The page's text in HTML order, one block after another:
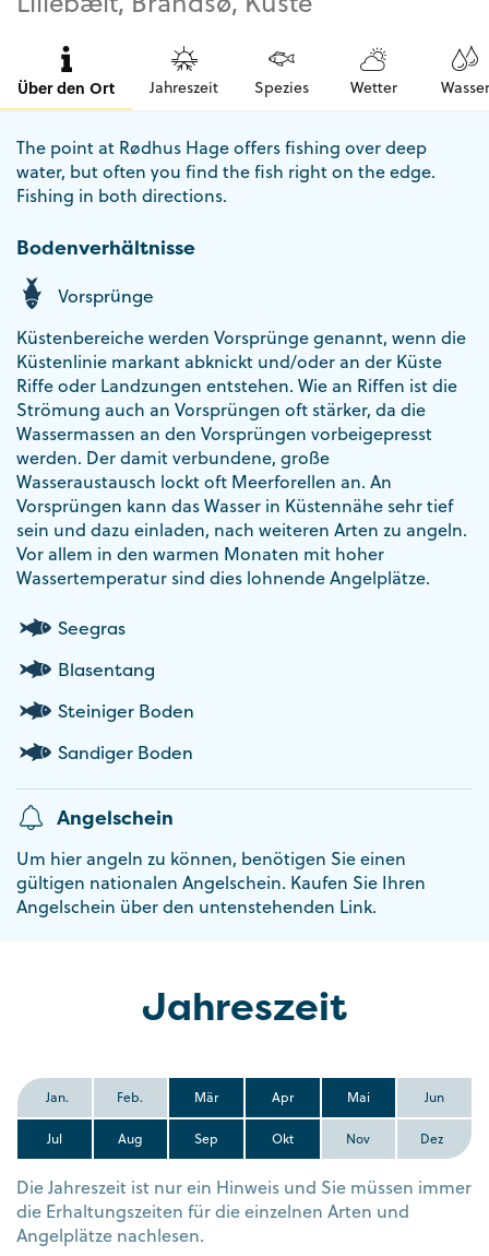
Über den Ort Jahreszeit Spezies Wetter Wasser
The point at Rødhus Hage offers fishing over deep
water, but often you find the fish right on the edge.
Fishing in both directions.
Bodenverhältnisse
Vorsprünge
Küstenbereiche werden Vorsprünge genannt, wenn die
Küstenlinie markant abknickt und/oder an der Küste
Riffe oder Landzungen entstehen. Wie an Riffen ist die
Strömung auch an Vorsprüngen oft stärker, da die
Wassermassen an den Vorsprüngen vorbeigepresst
werden. Der damit verbundene, große
Wasseraustausch lockt oft Meerforellen an. An
Vorsprüngen kann das Wasser in Küstennähe sehr tief
sein und dazu einladen, nach weiteren Arten zu angeln.
Vor allem in den warmen Monaten mit hoher
Wassertemperatur sind dies lohnende Angelplätze.
Seegras
Blasentang
Steiniger Boden
Sandiger Boden
Angelschein
Um hier angeln zu können, benötigen Sie einen
gültigen nationalen Angelschein. Kaufen Sie Ihren
Angelschein über den untenstehenden Link.
Jahreszeit
Jan. Feb. Mär Apr Mai Jun
Jul Aug Sep Okt Nov Dez
Die Jahreszeit ist nur ein Hinweis und Sie müssen immer
die Erhaltungszeiten für die einzelnen Arten und
Angelplätze nachlesen.